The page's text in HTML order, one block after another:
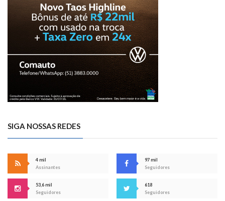
SIGA NOSSAS REDES
4 mil
Assinantes
97 mil
Seguidores
53,6 mil
Seguidores
618
Seguidores